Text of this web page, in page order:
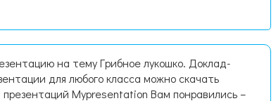
на тему Грибное лукошко. Доклад-
для любого класса можно скачать
Mypresentation Вам понравились –